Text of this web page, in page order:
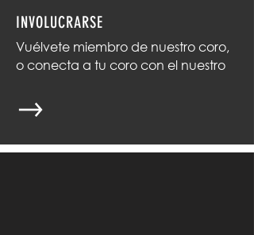
INVOLUCRARSE
Vuélvete miembro de nuestro coro,
o conecta a tu coro con el nuestro